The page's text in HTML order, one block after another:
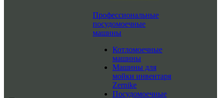
Профессиональные
посудомоечные
машины
Котломоечные
машины
Машины для
мойки инвентаря
Zernike
Посудомоечные